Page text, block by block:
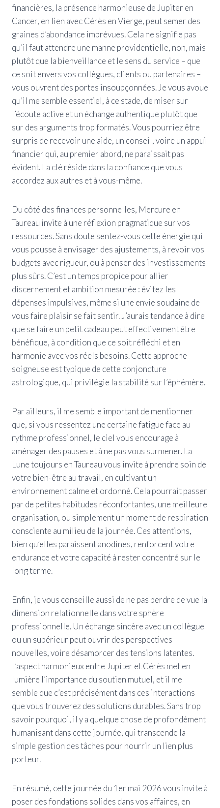
financières, la présence harmonieuse de Jupiter en
Cancer, en lien avec Cérès en Vierge, peut semer des
graines d’abondance imprévues. Cela ne signifie pas
qu’il faut attendre une manne providentielle, non, mais
plutôt que la bienveillance et le sens du service – que
ce soit envers vos collègues, clients ou partenaires –
vous ouvrent des portes insoupçonnées. Je vous avoue
qu’il me semble essentiel, à ce stade, de miser sur
l’écoute active et un échange authentique plutôt que
sur des arguments trop formatés. Vous pourriez être
surpris de recevoir une aide, un conseil, voire un appui
financier qui, au premier abord, ne paraissait pas
évident. La clé réside dans la confiance que vous
accordez aux autres et à vous-même.
Du côté des finances personnelles, Mercure en
Taureau invite à une réflexion pragmatique sur vos
ressources. Sans doute sentez-vous cette énergie qui
vous pousse à envisager des ajustements, à revoir vos
budgets avec rigueur, ou à penser des investissements
plus sûrs. C’est un temps propice pour allier
discernement et ambition mesurée : évitez les
dépenses impulsives, même si une envie soudaine de
vous faire plaisir se fait sentir. J’aurais tendance à dire
que se faire un petit cadeau peut effectivement être
bénéfique, à condition que ce soit réfléchi et en
harmonie avec vos réels besoins. Cette approche
soigneuse est typique de cette conjoncture
astrologique, qui privilégie la stabilité sur l’éphémère.
Par ailleurs, il me semble important de mentionner
que, si vous ressentez une certaine fatigue face au
rythme professionnel, le ciel vous encourage à
aménager des pauses et à ne pas vous surmener. La
Lune toujours en Taureau vous invite à prendre soin de
votre bien-être au travail, en cultivant un
environnement calme et ordonné. Cela pourrait passer
par de petites habitudes réconfortantes, une meilleure
organisation, ou simplement un moment de respiration
consciente au milieu de la journée. Ces attentions,
bien qu’elles paraissent anodines, renforcent votre
endurance et votre capacité à rester concentré sur le
long terme.
Enfin, je vous conseille aussi de ne pas perdre de vue la
dimension relationnelle dans votre sphère
professionnelle. Un échange sincère avec un collègue
ou un supérieur peut ouvrir des perspectives
nouvelles, voire désamorcer des tensions latentes.
L’aspect harmonieux entre Jupiter et Cérès met en
lumière l’importance du soutien mutuel, et il me
semble que c’est précisément dans ces interactions
que vous trouverez des solutions durables. Sans trop
savoir pourquoi, il y a quelque chose de profondément
humanisant dans cette journée, qui transcende la
simple gestion des tâches pour nourrir un lien plus
porteur.
En résumé, cette journée du 1er mai 2026 vous invite à
poser des fondations solides dans vos affaires, en